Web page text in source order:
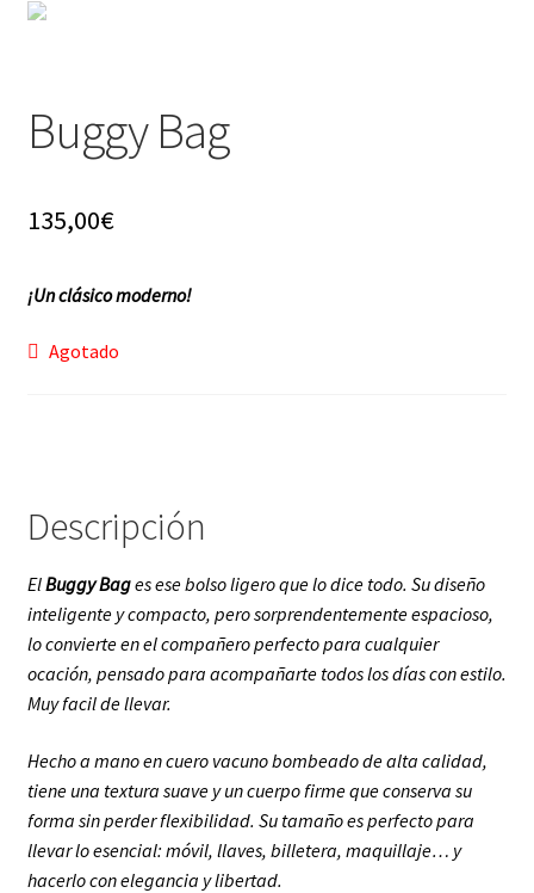
Buggy Bag
135,00€
¡Un clásico moderno!
Agotado
Descripción
ElBuggy Bages ese bolso ligero que lo dice todo. Su diseño
inteligente y compacto, pero sorprendentemente espacioso,
lo convierte en el compañero perfecto para cualquier
ocación, pensado para acompañarte todos los días con estilo.
Muy facil de llevar.
Hecho a mano en cuero vacuno bombeado de alta calidad,
tiene una textura suave y un cuerpo firme que conserva su
forma sin perder flexibilidad. Su tamaño es perfecto para
llevar lo esencial: móvil, llaves, billetera, maquillaje… y
hacerlo con elegancia y libertad.